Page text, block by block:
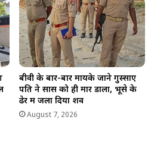
बीवी के बार-बार मायके जाने गुस्साए
पति ने सास को ही मार डाला, भूसे के
ढेर में जला दिया शव
August 7, 2026